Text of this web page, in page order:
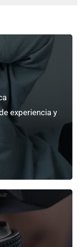
experiencia y
y niños.